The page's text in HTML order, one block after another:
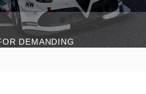
DEMANDING